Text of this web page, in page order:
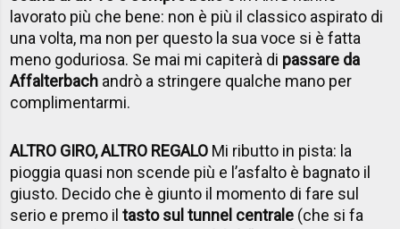
lavorato più che bene: non è più il classico aspirato di
una volta, ma non per questo la sua voce si è fatta
meno goduriosa. Se mai mi capiterà di passare da
Affalterbach andrò a stringere qualche mano per
complimentarmi.
ALTRO GIRO, ALTRO REGALO Mi ributto in pista: la
pioggia quasi non scende più e l’asfalto è bagnato il
giusto. Decido che è giunto il momento di fare sul
serio e premo iltasto sul tunnel centrale (che si fa